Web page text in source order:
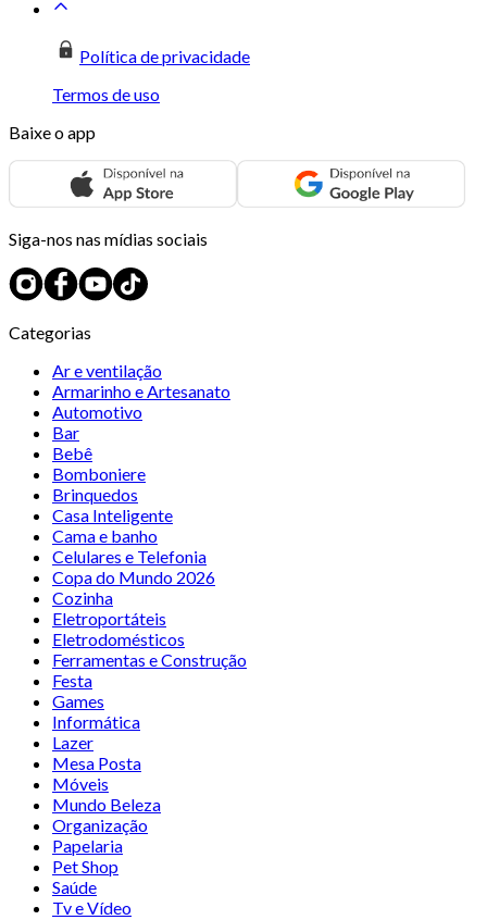
Política de privacidade
Termos de uso
Baixe o app
Siga-nos nas mídias sociais
Categorias
Ar e ventilação
Armarinho e Artesanato
Automotivo
Bar
Bebê
Bomboniere
Brinquedos
Casa Inteligente
Cama e banho
Celulares e Telefonia
Copa do Mundo 2026
Cozinha
Eletroportáteis
Eletrodomésticos
Ferramentas e Construção
Festa
Games
Informática
Lazer
Mesa Posta
Móveis
Mundo Beleza
Organização
Papelaria
Pet Shop
Saúde
Tv e Vídeo